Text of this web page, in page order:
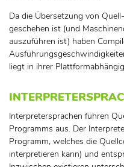
Da die Übersetzung von
geschehen ist (und
auszuführen ist) haben
liegt in ihrer
Interpretersprachen führen
Programms aus. Der
Programm, welches die
interpretieren kann) und